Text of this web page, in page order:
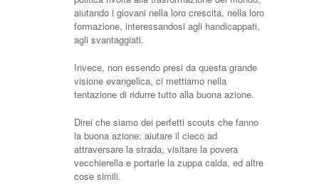
aiutando i giovani nella loro crescita, nella loro
formazione, interessandosi agli handicappati,
agli svantaggiati.
Invece, non essendo presi da questa grande
visione evangelica, ci mettiamo nella
tentazione di ridurre tutto alla buona azione.
Direi che siamo dei perfetti scouts che fanno
la buona azione: aiutare il cieco ad
attraversare la strada, visitare la povera
vecchierella e portarle la zuppa calda, ed altre
cose simili.